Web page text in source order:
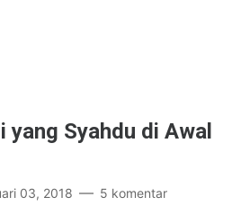
yang Syahdu di Awal
03, 2018 5 komentar